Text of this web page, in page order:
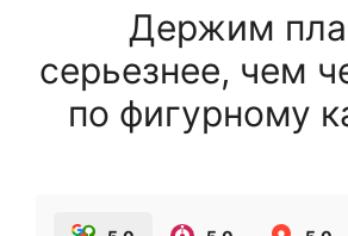
Держим
серьезнее, чем
по фигурному